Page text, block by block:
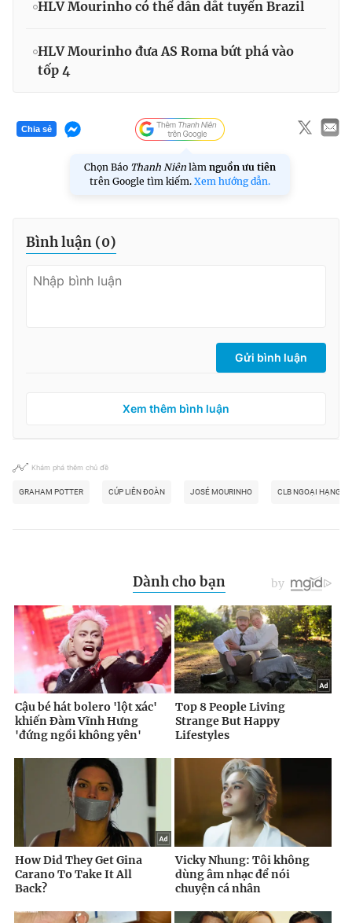
HLV Mourinho có thể dẫn dắt tuyển Brazil
HLV Mourinho đưa AS Roma bứt phá vào
tốp 4
Chia sẻ
Chọn Báo Thanh Niên làm nguồn ưu tiên
trên Google tìm kiếm. Xem hướng dẫn.
Bình luận (0)
Gửi bình luận
Xem thêm bình luận
Khám phá thêm chủ đề
GRAHAM POTTER CÚP LIÊN ĐOÀN JOSÉ MOURINHO CLB NGOẠI HẠNG